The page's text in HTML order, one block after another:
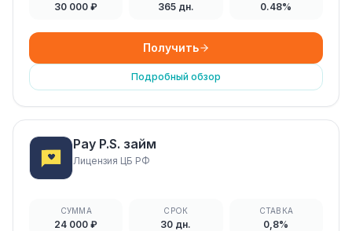
30 000 ₽ 365 дн. 0.48%
Получить
Подробный обзор
Pay P.S. займ
Лицензия ЦБ РФ
СУММА
24 000 ₽
СРОК
30 дн.
СТАВКА
0,8%